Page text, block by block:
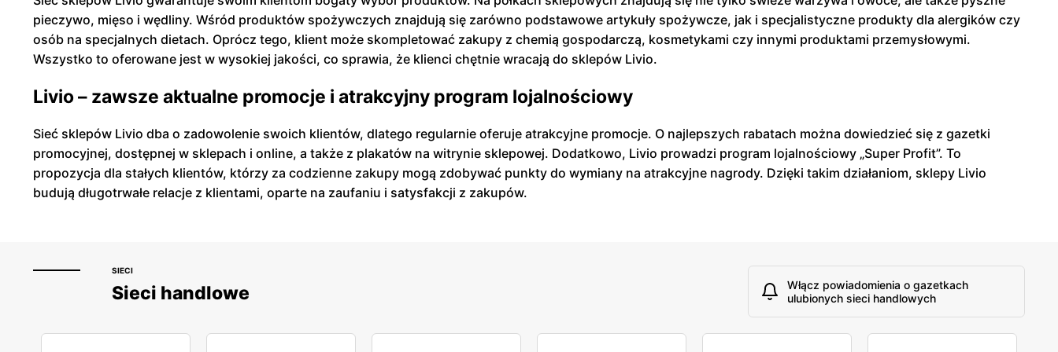
pieczywo, mięso i wędliny. Wśród produktów spożywczych znajdują się zarówno podstawowe artykuły spożywcze, jak i specjalistyczne produkty dla alergików czy
osób na specjalnych dietach. Oprócz tego, klient może skompletować zakupy z chemią gospodarczą, kosmetykami czy innymi produktami przemysłowymi.
Wszystko to oferowane jest w wysokiej jakości, co sprawia, że klienci chętnie wracają do sklepów Livio.
Livio – zawsze aktualne promocje i atrakcyjny program lojalnościowy
Sieć sklepów Livio dba o zadowolenie swoich klientów, dlatego regularnie oferuje atrakcyjne promocje. O najlepszych rabatach można dowiedzieć się z gazetki
promocyjnej, dostępnej w sklepach i online, a także z plakatów na witrynie sklepowej. Dodatkowo, Livio prowadzi program lojalnościowy „Super Profit”. To
propozycja dla stałych klientów, którzy za codzienne zakupy mogą zdobywać punkty do wymiany na atrakcyjne nagrody. Dzięki takim działaniom, sklepy Livio
budują długotrwałe relacje z klientami, oparte na zaufaniu i satysfakcji z zakupów.
SIECI
Sieci handlowe
Włącz powiadomienia o gazetkach
ulubionych sieci handlowych